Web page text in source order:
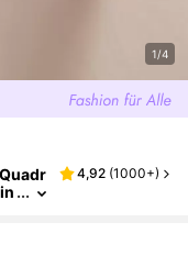
1/4
4,92 (1000+)